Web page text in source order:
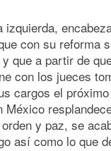
izquierda,
con su reforma
que a partir de
con los jueces
cargos el
México
y paz, se
así como lo que